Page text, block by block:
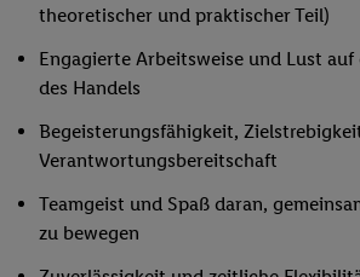
theoretischer und praktischer Teil)
Engagierte Arbeitsweise und Lust
des Handels
Begeisterungsfähigkeit,
Verantwortungsbereitschaft
Teamgeist und Spaß daran,
zu bewegen